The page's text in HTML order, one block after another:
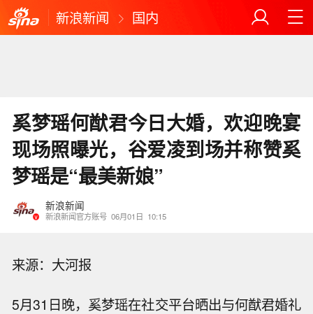
新浪新闻 国内
奚梦瑶何猷君今日大婚，欢迎晚宴
现场照曝光，谷爱凌到场并称赞奚
梦瑶是“最美新娘”
新浪新闻
新浪新闻官方账号 06月01日 10:15
来源：大河报
5月31日晚，奚梦瑶在社交平台晒出与何猷君婚礼